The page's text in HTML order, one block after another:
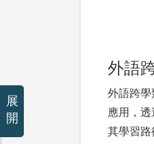
外語
外語跨學
應用，
其學習路
展
開